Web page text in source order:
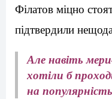
Філатов міцно
підтвердили
Але навіть
хотіли б
на